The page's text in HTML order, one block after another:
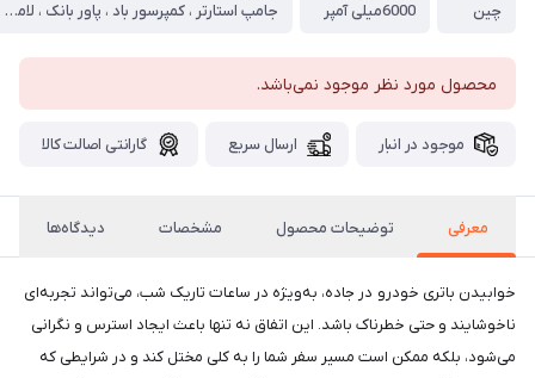
چین
6000میلی آمپر
جامپ استارتر ، کمپرسور باد ، پاور بانک ، لامپ LED ، پنل شارژ خورشیدی
محصول مورد نظر موجود نمی‌باشد.
موجود در انبار ارسال سریع گارانتی اصالت کالا
معرفی توضیحات محصول مشخصات دیدگاه‌ها
خوابیدن باتری خودرو در جاده، به‌ویژه در ساعات تاریک شب، می‌تواند تجربه‌ای
ناخوشایند و حتی خطرناک باشد. این اتفاق نه تنها باعث ایجاد استرس و نگرانی
می‌شود، بلکه ممکن است مسیر سفر شما را به کلی مختل کند و در شرایطی که